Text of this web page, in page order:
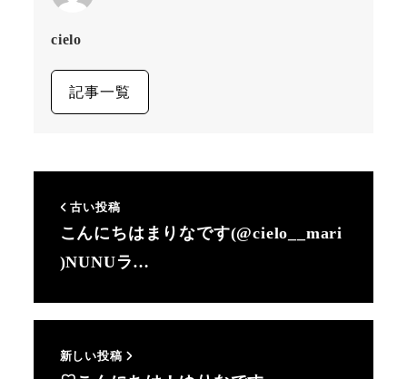
cielo
記事一覧
古い投稿
こんにちはまりなです(@cielo__mari
)NUNUラ…
新しい投稿